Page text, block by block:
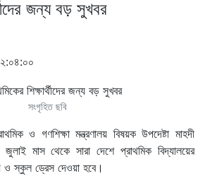
জন্য বড় সুখবর
সংগৃহিত ছবি
ও গণশিক্ষা মন্ত্রণালয় বিষয়ক উপদেষ্টা মাহদী
মাস থেকে সারা দেশে প্রাথমিক বিদ্যালয়ের
ও স্কুল ড্রেস দেওয়া হবে।